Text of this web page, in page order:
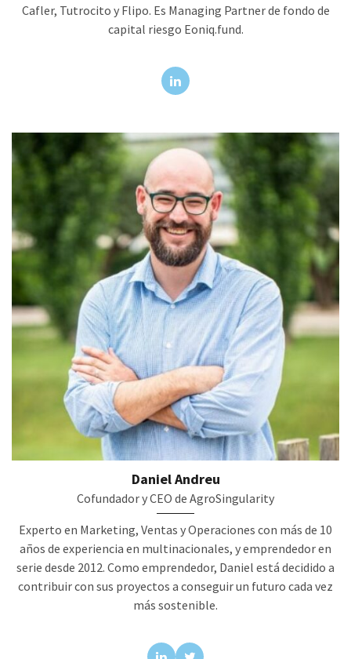
Cafler, Tutrocito y Flipo. Es Managing Partner de fondo de
capital riesgo Eoniq.fund.
Daniel Andreu
Cofundador y CEO de AgroSingularity
Experto en Marketing, Ventas y Operaciones con más de 10
años de experiencia en multinacionales, y emprendedor en
serie desde 2012. Como emprendedor, Daniel está decidido a
contribuir con sus proyectos a conseguir un futuro cada vez
más sostenible.